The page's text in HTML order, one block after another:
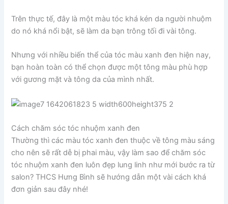
Trên thực tế, đây là một màu tóc khá kén da người nhuộm
do nó khá nổi bật, sẽ làm da bạn trông tối đi vài tông.
Nhưng với nhiều biến thể của tóc màu xanh đen hiện nay,
bạn hoàn toàn có thể chọn được một tông màu phù hợp
với gương mặt và tông da của mình nhất.
Cách chăm sóc tóc nhuộm xanh đen
Thường thì các màu tóc xanh đen thuộc về tông màu sáng
cho nên sẽ rất dễ bị phai màu, vậy làm sao để chăm sóc
tóc nhuộm xanh đen luôn đẹp lung linh như mới bước ra từ
salon? THCS Hưng Bình sẽ hướng dẫn một vài cách khá
đơn giản sau đây nhé!